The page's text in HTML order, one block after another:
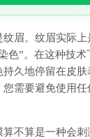
眉。纹眉实际
色”。在这种技
久地停留在皮
需要避免使用
不算是一种会